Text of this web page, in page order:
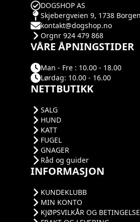
DOGSHOP AS
Skjebergveien 9, 1738
kontakt@dogshop.no
Orgnr 924 479 868
VÅRE ÅPNINGSTIDER
Man - Fre : 10.00 - 18.00
Lørdag: 10.00 - 16.00
NETTBUTIKK
SALG
HUND
KATT
FUGEL
GNAGER
Råd og guider
INFORMASJON
KUNDEKLUBB
MIN KONTO
KJØPSVILKÅR OG